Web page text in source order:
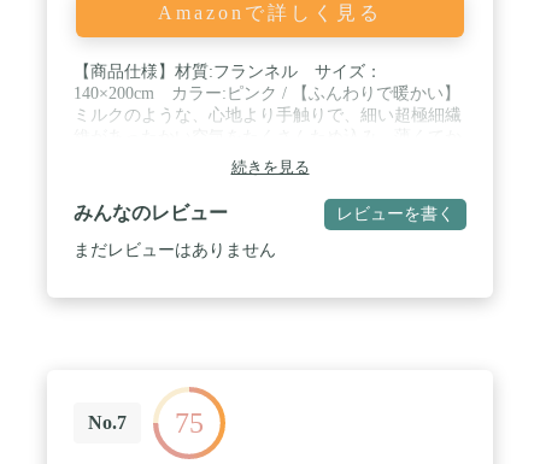
Amazonで詳しく見る
【商品仕様】材質:フランネル サイズ：
140×200cm カラー:ピンク / 【ふんわりで暖かい】
ミルクのような、心地より手触りで、細い超極細繊
るいのに暖かい。 / 【静電気防止加工済み】冬場の
室内で衣装と毛布の摩擦によって静電気生じる場合
があります。あの嫌なパチパチを少しでも軽減でき
るように、もうふは「静電気防止」を加工しまし
た。 / 【丸洗いOK】ご自宅で丸洗いでき、とても便
続きを見る
みんなのレビュー レビューを書く
まだレビューはありません
No.7 75